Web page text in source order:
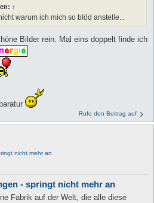
↑
warum ich mich so blöd anstelle...
Bilder rein. Mal eins doppelt finde ich
Rufe den Beitrag auf
nicht mehr an
- springt nicht mehr an
Fabrik auf der Welt, die alle diese